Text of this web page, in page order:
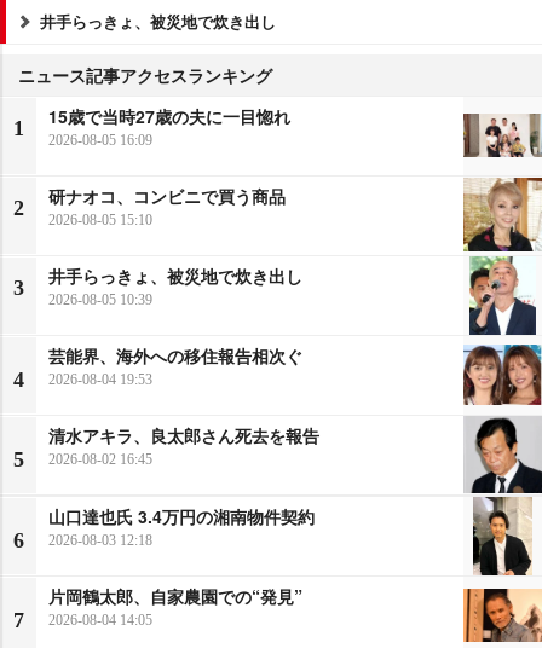
井手らっきょ、被災地で炊き出し
ニュース記事アクセスランキング
1
15歳で当時27歳の夫に一目惚れ
2026-08-05 16:09
2
研ナオコ、コンビニで買う商品
2026-08-05 15:10
3
井手らっきょ、被災地で炊き出し
2026-08-05 10:39
4
芸能界、海外への移住報告相次ぐ
2026-08-04 19:53
5
清水アキラ、良太郎さん死去を報告
2026-08-02 16:45
6
山口達也氏 3.4万円の湘南物件契約
2026-08-03 12:18
7
片岡鶴太郎、自家農園での“発見”
2026-08-04 14:05